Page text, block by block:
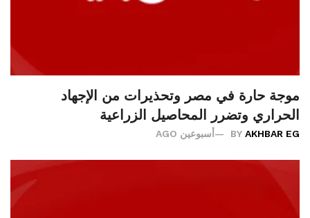
موجة حارة في مصر وتحذيرات من الإجهاد
الحراري وتضرر المحاصيل الزراعية
BY AKHBAR EG أسبوعين AGO